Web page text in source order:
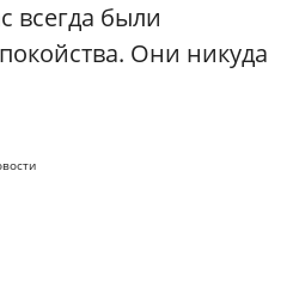
всегда были
Они никуда